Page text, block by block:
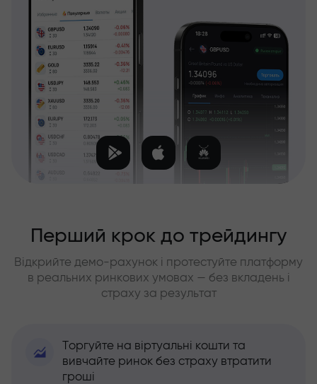
Перший крок до трейдингу
Відкрийте демо-рахунок і протестуйте платформу
в реальних ринкових умовах — без вкладень і
страху за результат
Торгуйте на віртуальні кошти та
вивчайте ринок без страху втратити
гроші